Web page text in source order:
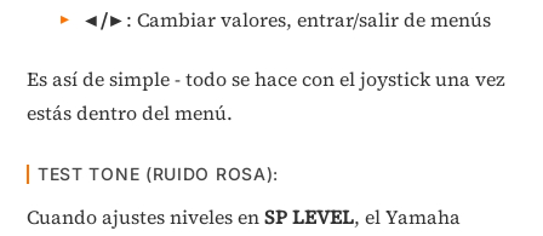
◄/►: Cambiar valores, entrar/salir de menús
Es así de simple - todo se hace con el joystick una vez
estás dentro del menú.
TEST TONE (RUIDO ROSA):
Cuando ajustes niveles enSP LEVEL, el Yamaha